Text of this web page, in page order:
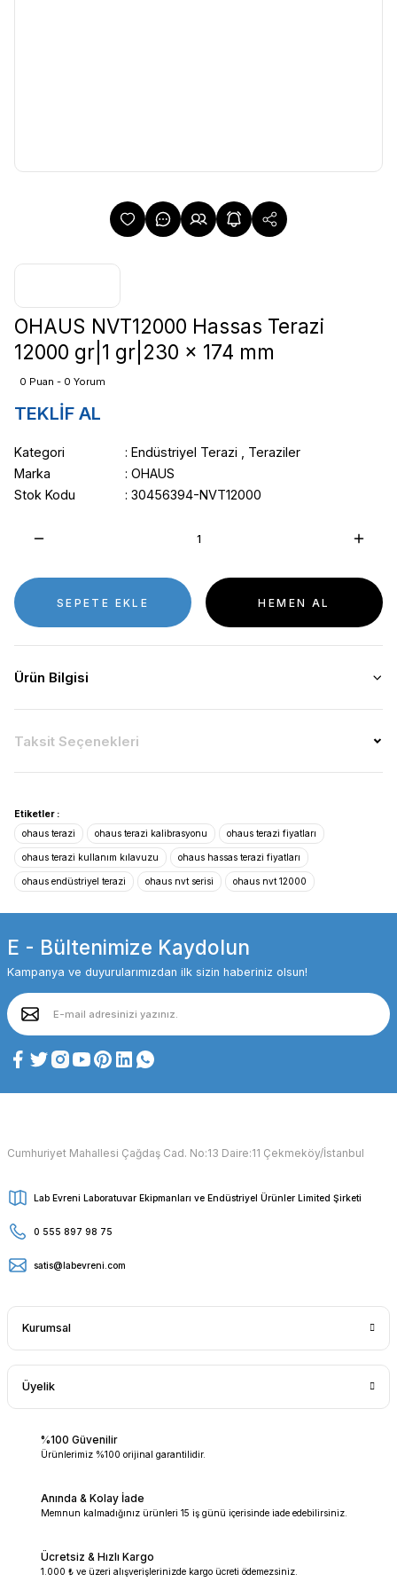
OHAUS NVT12000 Hassas Terazi
12000 gr|1 gr|230 x 174 mm
0 Puan - 0 Yorum
TEKLİF AL
Kategori Endüstriyel Terazi
Teraziler
Marka
OHAUS
Stok Kodu
30456394-NVT12000
SEPETE EKLE HEMEN AL
Ürün Bilgisi
Taksit Seçenekleri
Etiketler :
ohaus terazi
ohaus terazi kalibrasyonu ohaus terazi fiyatları
ohaus terazi kullanım kılavuzu ohaus hassas terazi fiyatları
ohaus endüstriyel terazi ohaus nvt serisi ohaus nvt 12000
E - Bültenimize Kaydolun
Kampanya ve duyurularımızdan ilk sizin haberiniz olsun!
Cumhuriyet Mahallesi Çağdaş Cad. No:13 Daire:11 Çekmeköy/İstanbul
Lab Evreni Laboratuvar Ekipmanları ve Endüstriyel Ürünler Limited Şirketi
0 555 897 98 75
satis@labevreni.com
Kurumsal
Üyelik
%100 Güvenilir
Ürünlerimiz %100 orijinal garantilidir.
Anında & Kolay İade
Memnun kalmadığınız ürünleri 15 iş günü içerisinde iade edebilirsiniz.
Ücretsiz & Hızlı Kargo
1.000 ₺ ve üzeri alışverişlerinizde kargo ücreti ödemezsiniz.